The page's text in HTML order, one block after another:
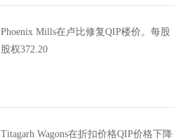
Phoenix Mills在卢比修复QIP楼价。每股
股权372.20
Titagarh Wagons在折扣价格QIP价格下降